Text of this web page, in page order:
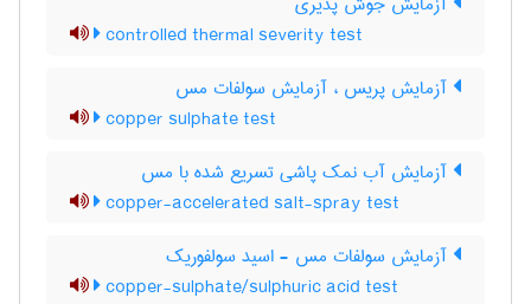
controlled thermal severity test
آزمایش پریس ، آزمایش سولفات مس
copper sulphate test
آزمایش آب نمک پاشی تسریع شده با مس
copper-accelerated salt-spray test
آزمایش سولفات مس - اسید سولفوریک
copper-sulphate/sulphuric acid test